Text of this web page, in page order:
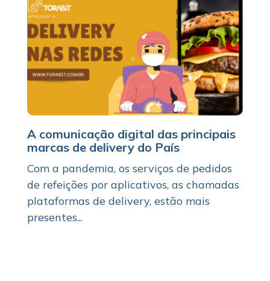
A comunicação digital das principais
marcas de delivery do País
Com a pandemia, os serviços de pedidos
de refeições por aplicativos, as chamadas
plataformas de delivery, estão mais
presentes...